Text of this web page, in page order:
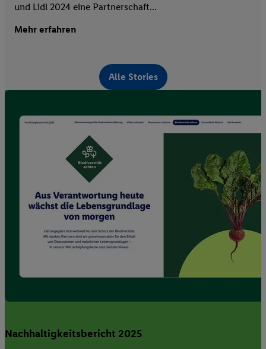
und Lidl 2024 eine Partnerschaft...
Mehr erfahren
Alle Stories
Nachhaltigkeitsbericht 2025